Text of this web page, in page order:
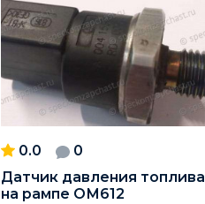
0.0
0
Датчик давления топлива
на рампе ОМ612